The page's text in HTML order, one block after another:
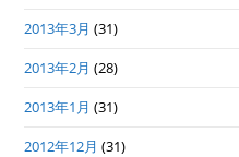
2013年3月 (31)
2013年2月 (28)
2013年1月 (31)
2012年12月 (31)